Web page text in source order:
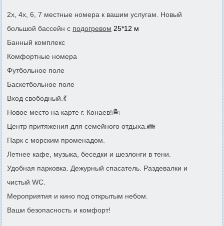
2х, 4х, 6, 7 местные номера к вашим услугам. Новый
большой бассейн с подогревом 25*12 м
Банный комплекс
Комфортные номера
Футбольное поле
Баскетбольное поле
Вход свободный.💃
Новое место на карте г. Конаев!🏝️
Центр притяжения для семейного отдыха.👪
Парк с морским променадом.
Летнее кафе, музыка, беседки и шезлонги в тени.
Удобная парковка. Дежурный спасатель. Раздевалки и
чистый WC.
Мероприятия и кино под открытым небом.
Ваши безопасность и комфорт!